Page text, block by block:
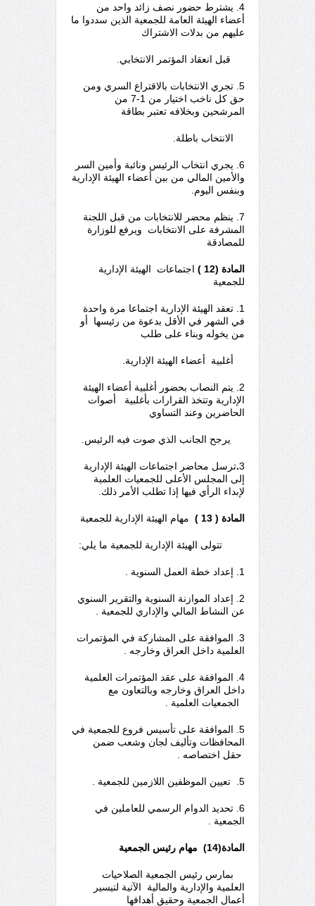
4. يشترط حضور نصف زائد واحد من
أعضاء الهيئة العامة للجمعية الذين سددوا ما
عليهم من بدلات الاشتراك
قبل انعقاد المؤتمر الانتخابي.
5. تجري الانتخابات بالاقتراع السري ومن
حق كل ناخب اختيار من 1-7 من
المرشحين وبخلافه تعتبر بطاقة
الانتخاب باطلة.
6. يجري انتخاب الرئيس ونائبة وأمين السر
والأمين المالي من بين أعضاء الهيئة الإدارية
وبنفس اليوم.
7. ينظم محضر للانتخابات من قبل اللجنة
المشرفة على الانتخابات ويرفع للوزارة
للمصادقة
المادة (12 )
اجتماعات الهيئة الإدارية
للجمعية
1. تعقد الهيئة الإدارية اجتماعا مرة واحدة
في الشهر في الأقل بدعوة من رئيسها أو
من يخوله وبناء على طلب
أغلبية أعضاء الهيئة الإدارية.
2. يتم النصاب بحضور أغلبية أعضاء الهيئة
الإدارية وتتخذ القرارات بأغلبية أصوات
الحاضرين وعند التساوي
يرجح الجانب الذي صوت فيه الرئيس.
3
.ترسل محاضر اجتماعات الهيئة الإدارية
إلى المجلس الأعلى للجمعيات العلمية
لإبداء الرأي فيها إذا تطلب الأمر ذلك.
المادة ( 13 ) مهام الهيئة الإدارية للجمعية
تتولى الهيئة الإدارية للجمعية ما يلي:
1. إعداد خطة العمل السنوية .
2. إعداد الموازنة السنوية والتقرير السنوي
عن النشاط المالي والإداري للجمعية .
3. الموافقة على المشاركة في المؤتمرات
العلمية داخل العراق وخارجه .
4. الموافقة على عقد المؤتمرات العلمية
داخل العراق وخارجه وبالتعاون مع
الجمعيات العلمية .
5. الموافقة على تأسيس فروع للجمعية في
المحافظات وتأليف لجان وشعب ضمن
حقل اختصاصه .
5. تعيين الموظفين اللازمين للجمعية .
6. تحديد الدوام الرسمي للعاملين في
الجمعية .
المادة(14) مهام رئيس الجمعية
بمارس رئيس الجمعية الصلاحيات
العلمية والإدارية والمالية الآتية لتيسير
أعمال الجمعية وحقيق أهدافها